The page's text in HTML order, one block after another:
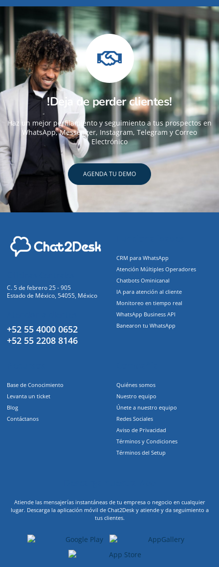
!Deja de perder clientes!
Haz un mejor perfilamiento y seguimiento a tus prospectos en
WhatsApp, Messenger, Instagram, Telegram y Correo
Electrónico
AGENDA TU DEMO
C. 5 de febrero 25 - 905
Estado de México, 54055, México
+52 55 4000 0652
+52 55 2208 8146
CRM para WhatsApp
Atención Múltiples Operadores
Chatbots Ominicanal
IA para atención al cliente
Monitoreo en tiempo real
WhatsApp Business API
Banearon tu WhatsApp
Base de Conocimiento
Levanta un ticket
Blog
Contáctanos
Quiénes somos
Nuestro equipo
Únete a nuestro equipo
Redes Sociales
Aviso de Privacidad
Términos y Condiciones
Términos del Setup
Atiende las mensajerías instantáneas de tu empresa o negocio en cualquier
lugar. Descarga la aplicación móvil de Chat2Desk y atiende y da seguimiento a
tus clientes.